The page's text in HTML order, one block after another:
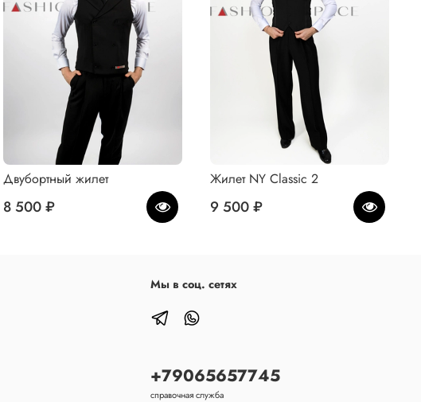
Двубортный жилет
8 500 ₽
Жилет NY Classic 2
9 500 ₽
Мы в соц. сетях
+79065657745
справочная служба